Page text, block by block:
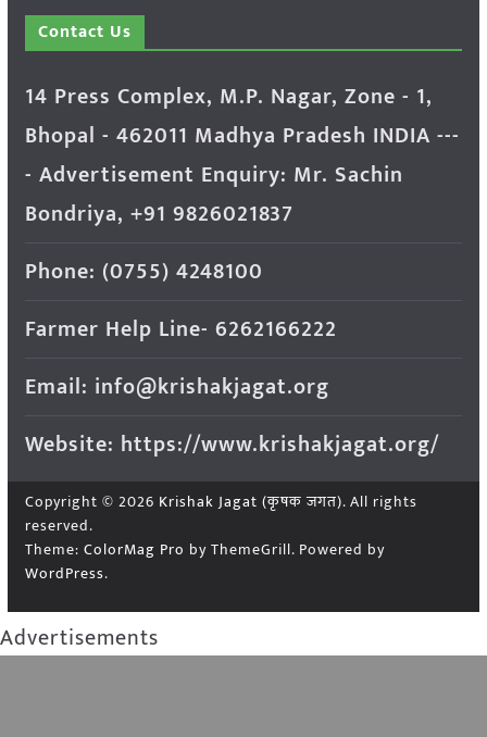
Contact Us
14 Press Complex, M.P. Nagar, Zone - 1,
Bhopal - 462011 Madhya Pradesh INDIA ---
- Advertisement Enquiry: Mr. Sachin
Bondriya, +91 9826021837
Phone: (0755) 4248100
Farmer Help Line- 6262166222
Email: info@krishakjagat.org
Website: https://www.krishakjagat.org/
Copyright © 2026 Krishak Jagat (कृषक जगत). All rights
reserved.
Theme: ColorMag Pro by ThemeGrill. Powered by
WordPress.
Advertisements